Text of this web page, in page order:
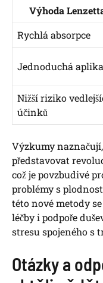
Výhoda
Rychlá absorpce
Jednoduchá
Nižší riziko
účinků
Výzkumy
představovat
což je povzbudivé
problémy s
této nové metody
léčby i podpoře
stresu spojeného s
Otázky a